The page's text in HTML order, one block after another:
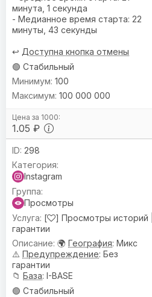
минута, 1 секунда
- Медианное время старта: 22
минуты, 43 секунды
↩️ Доступна кнопка отмены
🟢 Стабильный
1.05 ₽
100
100 000 000
298
Instagram
Просмотры
[
] Просмотры историй |
гарантии
🌍 География: Микс
⚠️ Предупреждениe: Без
гарантии
📁 База: I-BASE
🟢 Стабильный